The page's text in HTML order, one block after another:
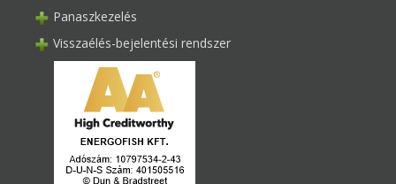
Panaszkezelés
Visszaélés-bejelentési rendszer